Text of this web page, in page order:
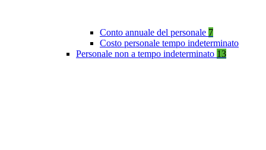
Conto annuale del personale 7
Costo personale tempo indeterminato
Personale non a tempo indeterminato 13